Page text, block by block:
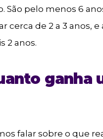
São pelo menos 6
cerca de 2 a 3 anos,
2 anos.
ganha
falar sobre o que